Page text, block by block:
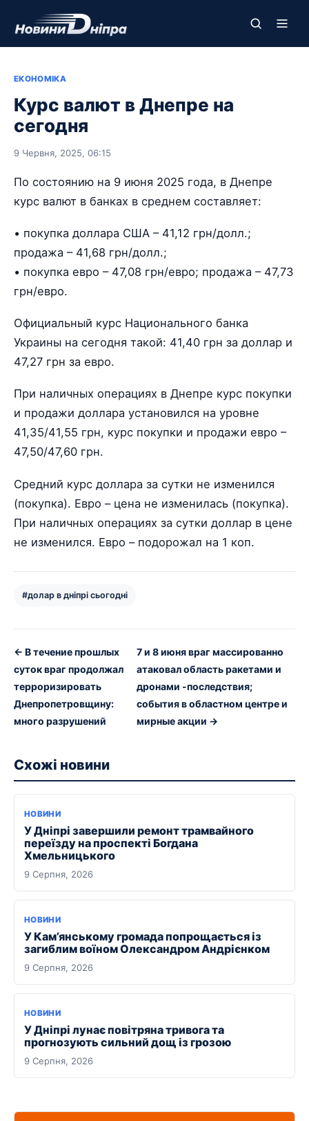
ЕКОНОМІКА
Курс валют в Днепре на
сегодня
9 Червня, 2025, 06:15
По состоянию на 9 июня 2025 года, в Днепре
курс валют в банках в среднем составляет:
• покупка доллара США – 41,12 грн/долл.;
продажа – 41,68 грн/долл.;
• покупка евро – 47,08 грн/евро; продажа – 47,73
грн/евро.
Официальный курс Национального банка
Украины на сегодня такой: 41,40 грн за доллар и
47,27 грн за евро.
При наличных операциях в Днепре курс покупки
и продажи доллара установился на уровне
41,35/41,55 грн, курс покупки и продажи евро –
47,50/47,60 грн.
Средний курс доллара за сутки не изменился
(покупка). Евро – цена не изменилась (покупка).
При наличных операциях за сутки доллар в цене
не изменился. Евро – подорожал на 1 коп.
#долар в дніпрі сьогодні
← В течение прошлых
суток враг продолжал
терроризировать
Днепропетровщину:
много разрушений
7 и 8 июня враг массированно
атаковал область ракетами и
дронами -последствия;
события в областном центре и
мирные акции →
Схожі новини
НОВИНИ
У Дніпрі завершили ремонт трамвайного
переїзду на проспекті Богдана
Хмельницького
9 Серпня, 2026
НОВИНИ
У Кам’янському громада попрощається із
загиблим воїном Олександром Андрієнком
9 Серпня, 2026
НОВИНИ
У Дніпрі лунає повітряна тривога та
прогнозують сильний дощ із грозою
9 Серпня, 2026